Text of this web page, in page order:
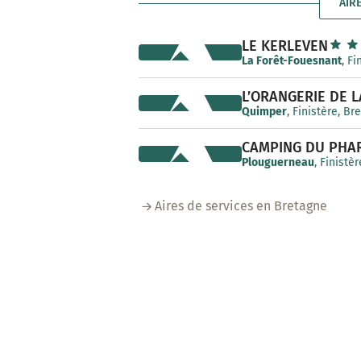
LE KERLEVEN
La Forêt-Fouesnant,
L’ORANGERIE DE
Quimper, Finistère,
CAMPING DU
Plouguerneau,
Aires de services en Bretagne